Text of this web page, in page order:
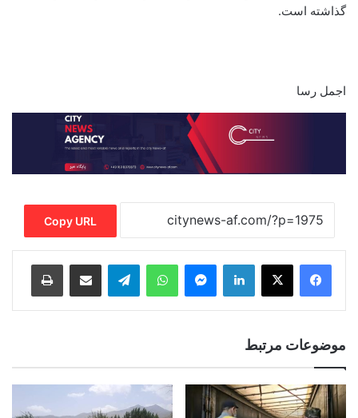
گذاشته است.
اجمل رسا
Copy URL
LinkedIn
Messenger
WhatsApp
Telegram
Share via Email
Print
موضوعات مرتبط